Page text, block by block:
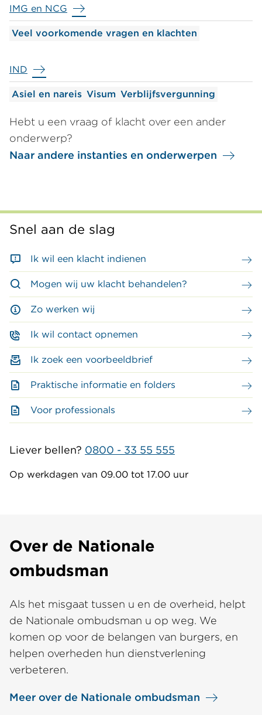
IMG en NCG
Veel voorkomende vragen en klachten
IND
Asiel en nareis Visum Verblijfsvergunning
Hebt u een vraag of klacht over een ander
onderwerp?
Naar andere instanties en onderwerpen
Snel aan de slag
Ik wil een klacht indienen
Mogen wij uw klacht behandelen?
Zo werken wij
Ik wil contact opnemen
Ik zoek een voorbeeldbrief
Praktische informatie en folders
Voor professionals
Liever bellen? 0800 - 33 55 555
Op werkdagen van 09.00 tot 17.00 uur
Over de Nationale
ombudsman
Als het misgaat tussen u en de overheid, helpt
de Nationale ombudsman u op weg. We
komen op voor de belangen van burgers, en
helpen overheden hun dienstverlening
verbeteren.
Meer over de Nationale ombudsman